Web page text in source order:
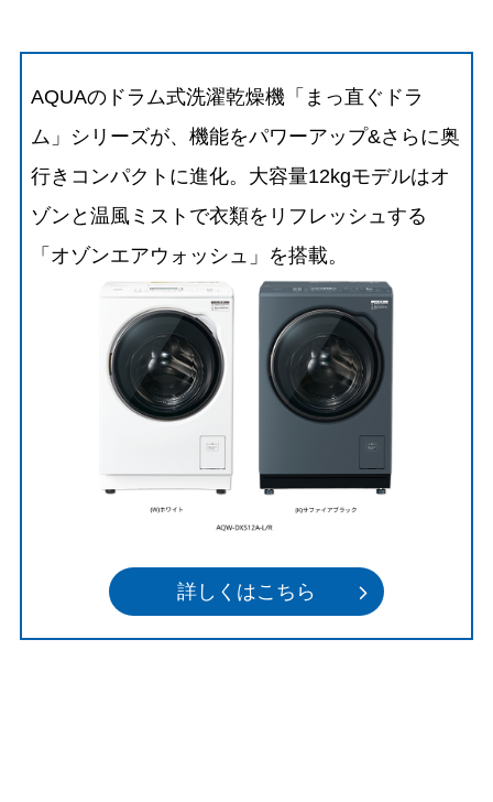
AQUAのドラム式洗濯乾燥機「まっ直ぐドラ
ム」シリーズが、機能をパワーアップ&さらに奥
行きコンパクトに進化。大容量12kgモデルはオ
ゾンと温風ミストで衣類をリフレッシュする
「オゾンエアウォッシュ」を搭載。
詳しくはこちら